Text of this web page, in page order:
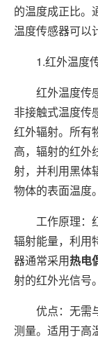
的温度成正比。
温度传感器可以
1.红外温度
红外温度传感
非接触式温度传
红外辐射。所有
高，辐射的红外
射，并利用黑体
物体的表面温度。
工作原理：红
辐射能量，利用
器通常采用热电
射的红外光信号。
优点：无需与
测量。适用于高